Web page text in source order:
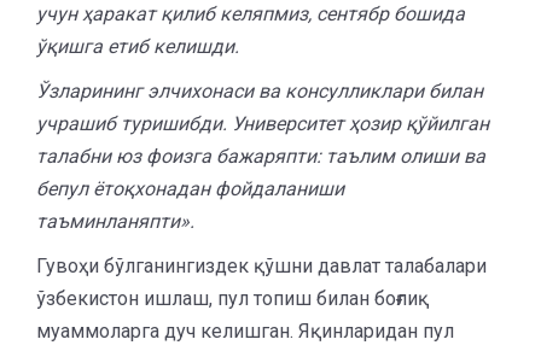
учун ҳаракат қилиб келяпмиз, сентябр бошида
ўқишга етиб келишди.
Ўзларининг элчихонаси ва консулликлари билан
учрашиб туришибди. Университет ҳозир қўйилган
талабни юз фоизга бажаряпти: таълим олиши ва
бепул ётоқхонадан фойдаланиши
таъминланяпти».
Гувоҳи бўлганингиздек қўшни давлат талабалари
ўзбекистон ишлаш, пул топиш билан боғлиқ
муаммоларга дуч келишган. Яқинларидан пул